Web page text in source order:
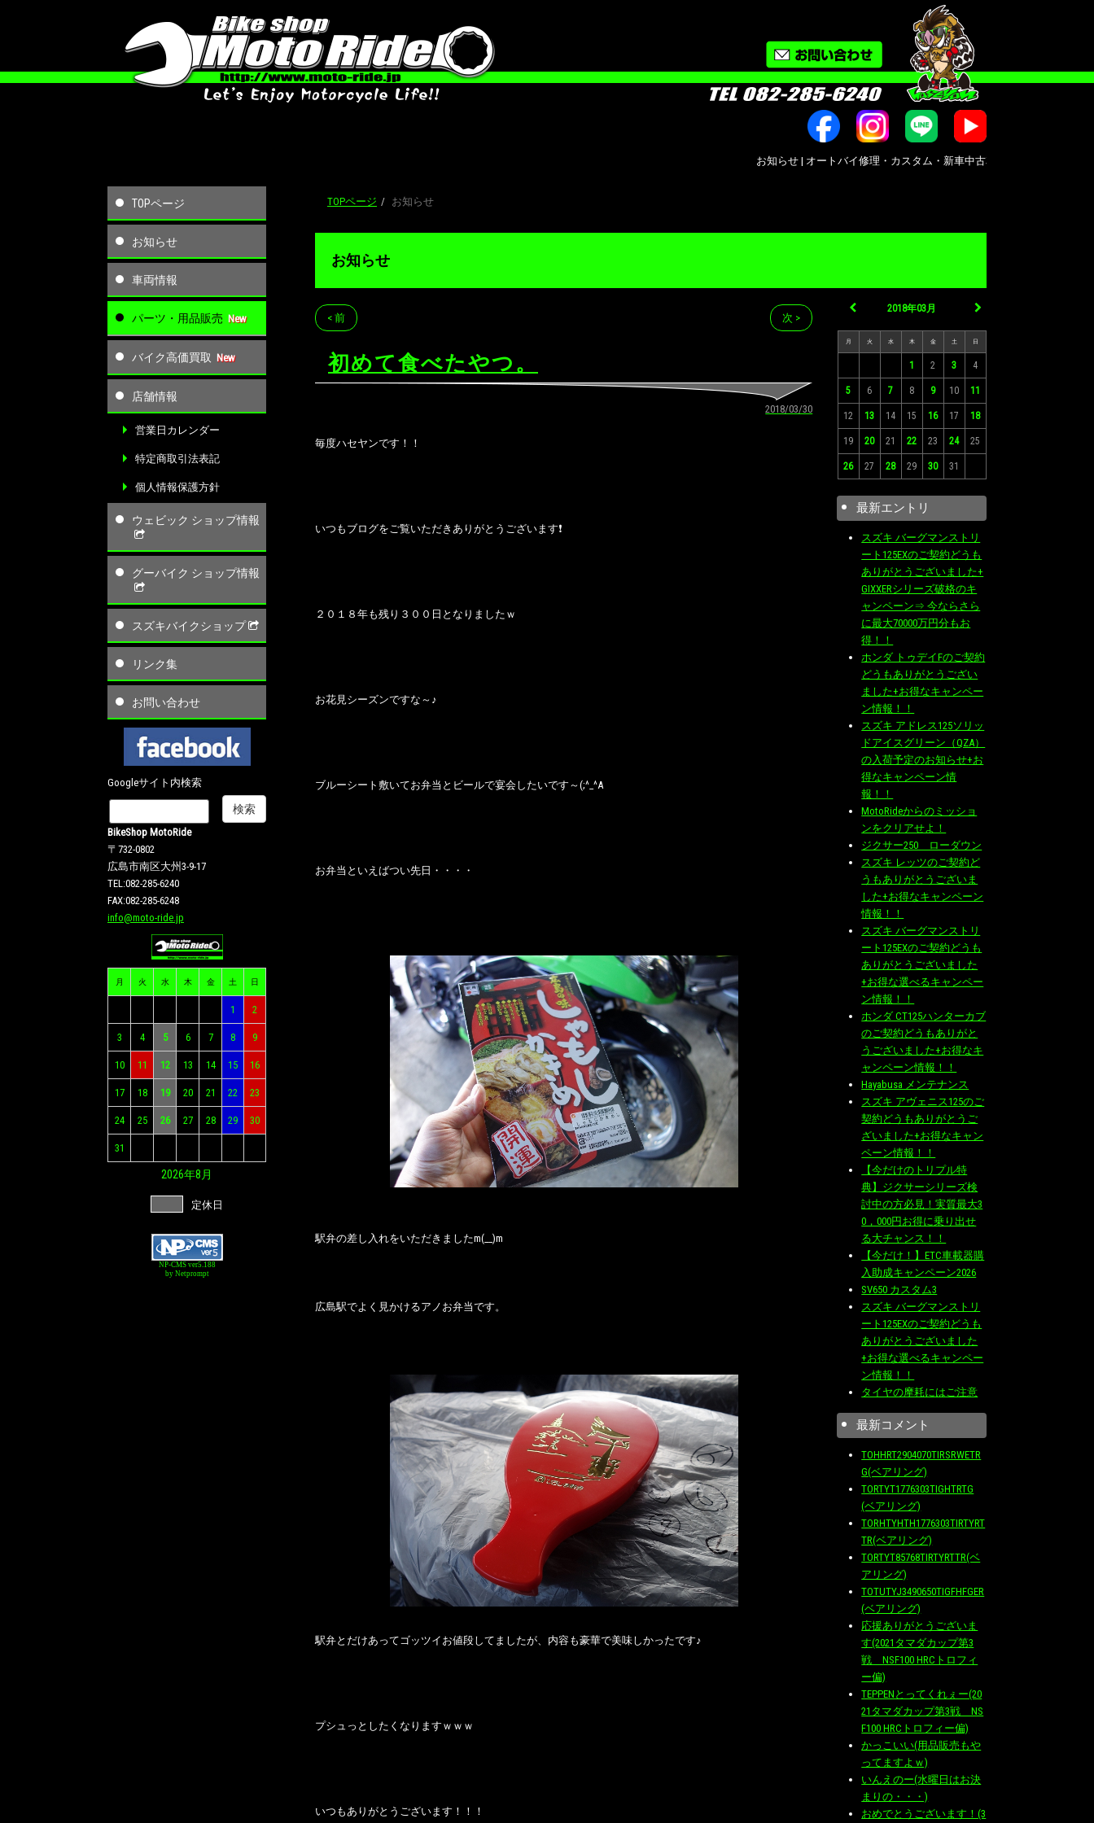
お知らせ | オートバイ修理・カスタム・新車中古車販売｜広島市南区大州｜
TOPページ
お知らせ
車両情報
パーツ・用品販売
バイク高価買取
店舗情報
営業日カレンダー
特定商取引法表記
個人情報保護方針
ウェビック ショップ情報
グーバイク ショップ情報
スズキバイクショップ
リンク集
お問い合わせ
Googleサイト内検索
BikeShop MotoRide
〒732-0802
広島市南区大州3-9-17
TEL:082-285-6240
FAX:082-285-6248
info@moto-ride.jp
月 火 水 木 金 土 日
1 2
3 4 5 6 7 8 9
10 11 12 13 14 15 16
17 18 19 20 21 22 23
24 25 26 27 28 29 30
31
2026年8月
定休日
NP-CMS ver5.188
by Netprompt
TOPページ お知らせ
お知らせ
< 前 次 >
初めて食べたやつ。
2018/03/30
毎度ハセヤンです！！
いつもブログをご覧いただきありがとうございます❗
２０１８年も残り３００日となりましたｗ
お花見シーズンですな～♪
ブルーシート敷いてお弁当とビールで宴会したいです～(;^_^A
お弁当といえばつい先日・・・・
駅弁の差し入れをいただきましたm(__)m
広島駅でよく見かけるアノお弁当です。
駅弁とだけあってゴッツイお値段してましたが、内容も豪華で美味しかったです♪
プシュっとしたくなりますｗｗｗ
いつもありがとうございます！！！
2018年03月
月 火 水 木 金 土 日
1 2 3 4
5 6 7 8 9 10 11
12 13 14 15 16 17 18
19 20 21 22 23 24 25
26 27 28 29 30 31
最新エントリ
スズキ バーグマンストリ
ート125EXのご契約どうも
ありがとうございました+
GIXXERシリーズ破格のキ
ャンペーン⇒ 今ならさら
に最大70000万円分もお
得！！
ホンダ トゥデイFのご契約
どうもありがとうござい
ました+お得なキャンペー
ン情報！！
スズキ アドレス125ソリッ
ドアイスグリーン（QZA）
の入荷予定のお知らせ+お
得なキャンペーン情
報！！
MotoRideからのミッショ
ンをクリアせよ！
ジクサー250 ローダウン
スズキ レッツのご契約ど
うもありがとうございま
した+お得なキャンペーン
情報！！
スズキ バーグマンストリ
ート125EXのご契約どうも
ありがとうございました
+お得な選べるキャンペー
ン情報！！
ホンダ CT125ハンターカブ
のご契約どうもありがと
うございました+お得なキ
ャンペーン情報！！
Hayabusa メンテナンス
スズキ アヴェニス125のご
契約どうもありがとうご
ざいました+お得なキャン
ペーン情報！！
【今だけのトリプル特
典】ジクサーシリーズ検
討中の方必見！実質最大3
0，000円お得に乗り出せ
る大チャンス！！
【今だけ！】ETC車載器購
入助成キャンペーン2026
SV650 カスタム3
スズキ バーグマンストリ
ート125EXのご契約どうも
ありがとうございました
+お得な選べるキャンペー
ン情報！！
タイヤの摩耗にはご注意
最新コメント
TOHHRT2904070TIRSRWETR
G(ベアリング)
TORTYT1776303TIGHTRTG
(ベアリング)
TORHTYHTH1776303TIRTYRT
TR(ベアリング)
TORTYT85768TIRTYRTTR(ベ
アリング)
TOTUTYJ3490650TIGFHFGER
(ベアリング)
応援ありがとうございま
す(2021タマダカップ第3
戦 NSF100 HRCトロフィ
ー偏)
TEPPENとってくれぇー(20
21タマダカップ第3戦 NS
F100 HRCトロフィー偏)
かっこいい(用品販売もや
ってますよｗ)
いんえのー(水曜日はお決
まりの・・・)
おめでとうございます！(3